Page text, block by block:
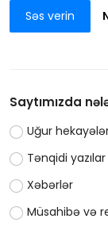
Səs verin
Saytımızda
Uğur
Tənqidi yazılar
Xəbərlər
Müsahibə və